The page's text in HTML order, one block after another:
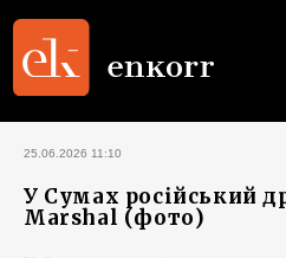
25.06.2026 11:10
У Сумах російський
Marshal (фото)